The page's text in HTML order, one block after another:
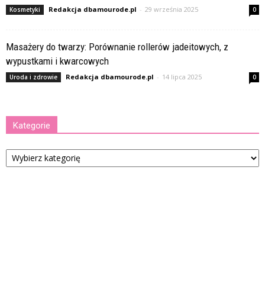
Kosmetyki Redakcja dbamourode.pl - 29 września 2025 0
Masażery do twarzy: Porównanie rollerów jadeitowych, z
wypustkami i kwarcowych
Uroda i zdrowie Redakcja dbamourode.pl - 14 lipca 2025 0
Kategorie
Kategorie